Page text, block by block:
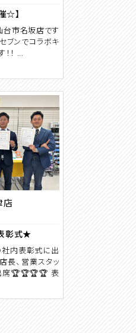
☆】
台市名坂店です
ブンでコラボキ
！ ...
店
彰式★
社内表彰式に出
長、営業スタッ
席🏆🏆🏆🏆 表